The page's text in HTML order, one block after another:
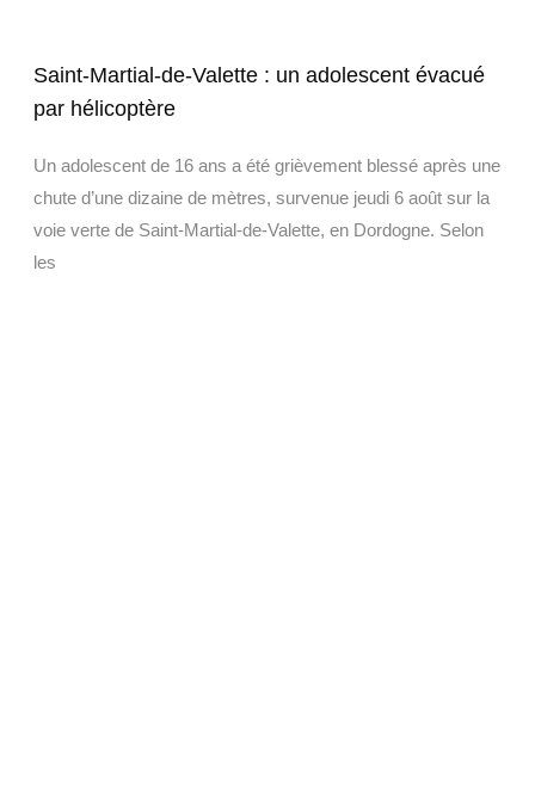
Saint-Martial-de-Valette : un adolescent évacué
par hélicoptère
Un adolescent de 16 ans a été grièvement blessé après une
chute d’une dizaine de mètres, survenue jeudi 6 août sur la
voie verte de Saint-Martial-de-Valette, en Dordogne. Selon
les